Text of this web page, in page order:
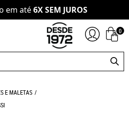
em até6X SEM JUROS
0
E MALETAS